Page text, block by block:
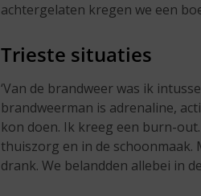
achtergelaten kregen we een
Trieste situaties
‘Van de brandweer was ik
brandweerman is adrenaline,
kon doen. Ik kreeg een burn-
thuiszorg en in de schoonmaak.
drank. We belandden allebei in de